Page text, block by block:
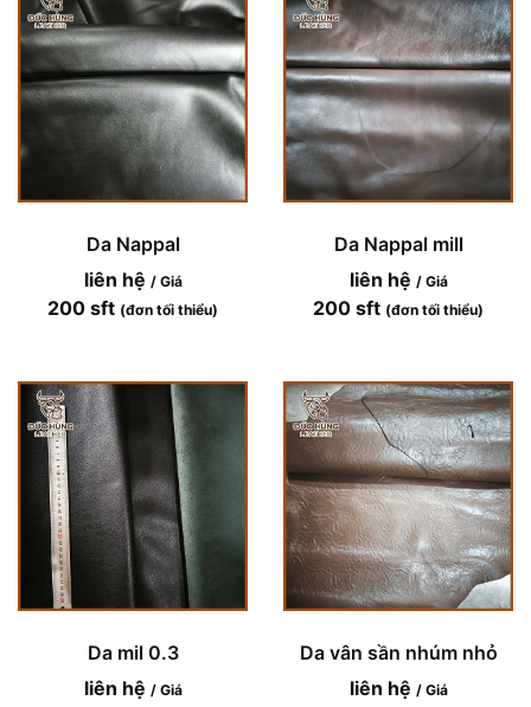
Da Nappal
liên hệ / Giá
200 sft (đơn tối thiểu)
Da Nappal mill
liên hệ / Giá
200 sft (đơn tối thiểu)
Da mil 0.3
liên hệ / Giá
Da vân sần nhúm nhỏ
liên hệ / Giá